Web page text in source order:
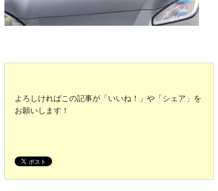
よろしければこの記事が「いいね！」や「シェア」を
お願いします！